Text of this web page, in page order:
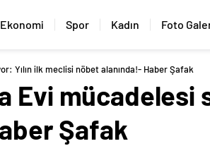
Ekonomi Spor Kadın Foto
Yılın ilk meclisi nöbet alanında!- Haber Şafak
Evi mücadelesi
Şafak